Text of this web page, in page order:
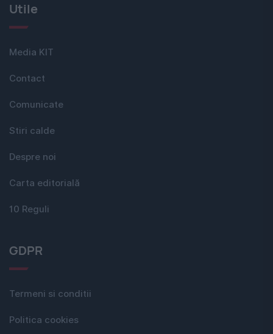
Utile
Media KIT
Contact
Comunicate
Stiri calde
Despre noi
Carta editorială
10 Reguli
GDPR
Termeni si conditii
Politica cookies